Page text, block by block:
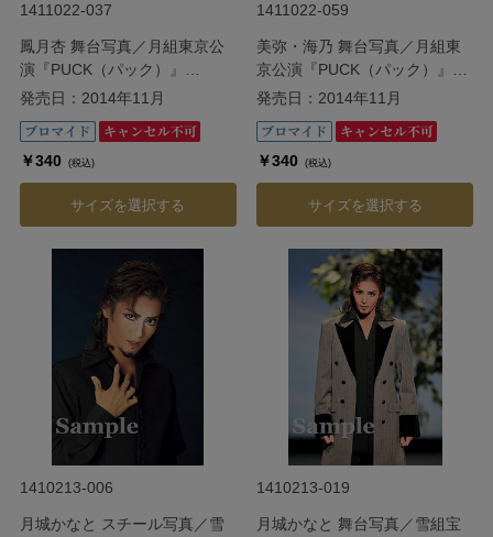
1411022-037
鳳月杏 舞台写真／月組東京公
演『PUCK（パック）』
『CRYSTAL TAKARAZUKA ―
発売日：2014年11月
￥340 (税込)
サイズを選択する
1411022-059
美弥・海乃 舞台写真／月組東
京公演『PUCK（パック）』
『CRYSTAL TAKARAZUKA ―
発売日：2014年11月
￥340 (税込)
サイズを選択する
1410213-006
月城かなと スチール写真／雪
1410213-019
月城かなと 舞台写真／雪組宝